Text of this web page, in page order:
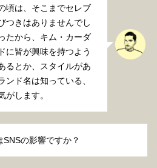
頃は、そこまでセレブ
つきはありませんでし
たから、キム・カーダ
に皆が興味を持つよう
るとか、スタイルがあ
ンド名は知っている、
がします。
の影響ですか？